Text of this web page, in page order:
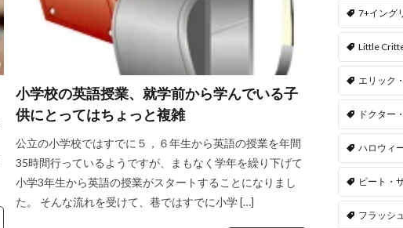
小学校の英語授業、就学前から学んでいる子
供にとってはちょっと複雑
公立の小学校ではすでに５，６年生から英語の授業を年間
35時間行っているようですが、まもなく学年を繰り下げて
小学3年生から英語の授業がスタートすることになりまし
た。 そんな流れを受けて、巷ではすでに小学 […]
7+イング
Little
エリック
ドクター
ハロウィ
ピート・
フラッシ